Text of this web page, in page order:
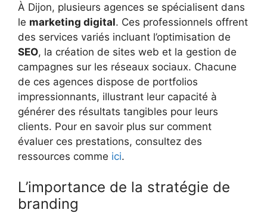
À Dijon, plusieurs agences se spécialisent dans
le marketing digital. Ces professionnels offrent
des services variés incluant l’optimisation de
SEO, la création de sites web et la gestion de
campagnes sur les réseaux sociaux. Chacune
de ces agences dispose de portfolios
impressionnants, illustrant leur capacité à
générer des résultats tangibles pour leurs
clients. Pour en savoir plus sur comment
évaluer ces prestations, consultez des
ressources comme ici.
L’importance de la stratégie de
branding